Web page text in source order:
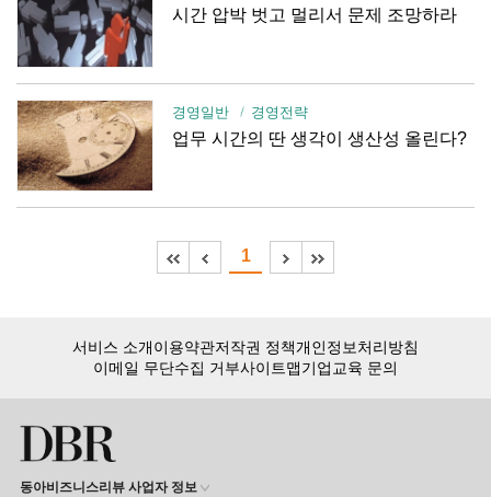
시간 압박 벗고 멀리서 문제 조망하라
경영일반 경영전략
업무 시간의 딴 생각이 생산성 올린다?
1
서비스 소개이용약관저작권 정책개인정보처리방침
이메일 무단수집 거부사이트맵기업교육 문의
동아비즈니스리뷰 사업자 정보